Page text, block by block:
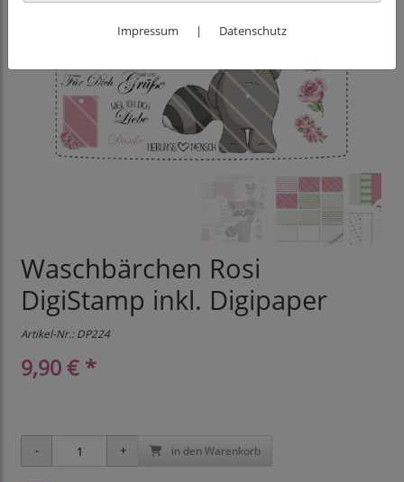
Waschbärchen Rosi
DigiStamp inkl. Digipaper
Artikel-Nr.:DP224
9,90 € *
in den Warenkorb
Impressum | Datenschutz